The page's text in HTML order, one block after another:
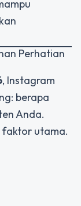
Perhatian
, Instagram
berapa
Anda.
utama.